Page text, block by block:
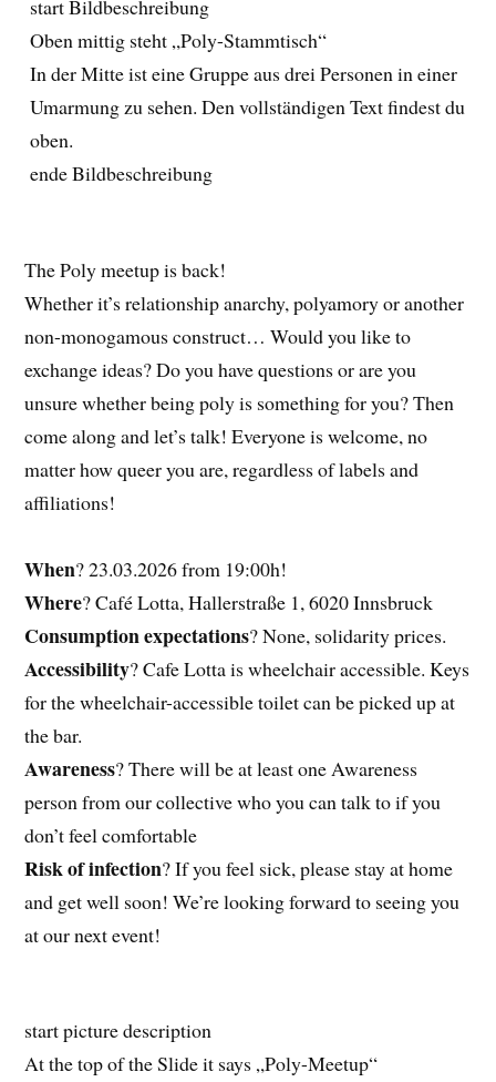
start Bildbeschreibung
Oben mittig steht „Poly-Stammtisch“
In der Mitte ist eine Gruppe aus drei Personen in einer
Umarmung zu sehen. Den vollständigen Text findest du
oben.
ende Bildbeschreibung
The Poly meetup is back!
Whether it’s relationship anarchy, polyamory or another
non-monogamous construct… Would you like to
exchange ideas? Do you have questions or are you
unsure whether being poly is something for you? Then
come along and let’s talk! Everyone is welcome, no
matter how queer you are, regardless of labels and
affiliations!
When? 23.03.2026 from 19:00h!
Where? Café Lotta, Hallerstraße 1, 6020 Innsbruck
Consumption expectations? None, solidarity prices.
Accessibility? Cafe Lotta is wheelchair accessible. Keys
for the wheelchair-accessible toilet can be picked up at
the bar.
Awareness? There will be at least one Awareness
person from our collective who you can talk to if you
don’t feel comfortable
Risk of infection? If you feel sick, please stay at home
and get well soon! We’re looking forward to seeing you
at our next event!
start picture description
At the top of the Slide it says „Poly-Meetup“